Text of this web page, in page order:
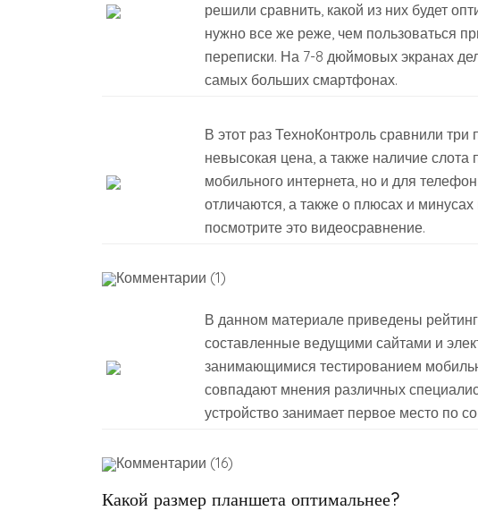
решили сравнить, какой из них будет
нужно все же реже, чем пользоваться
переписки. На 7-8 дюймовых экранах
самых больших смартфонах.
В этот раз ТехноКонтроль сравнили
невысокая цена, а также наличие слота
мобильного интернета, но и для
отличаются, а также о плюсах и
посмотрите это видеосравнение.
Комментарии (1)
В данном материале приведены
составленные ведущими сайтами и
занимающимися тестированием
совпадают мнения различных
устройство занимает первое место по
Комментарии (16)
Какой размер планшета оптимальнее?